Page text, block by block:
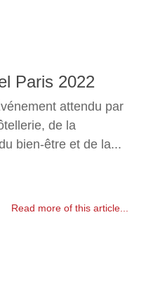
Paris 2022
attendu par
de la
bien-être et de la...
Read more of this article...